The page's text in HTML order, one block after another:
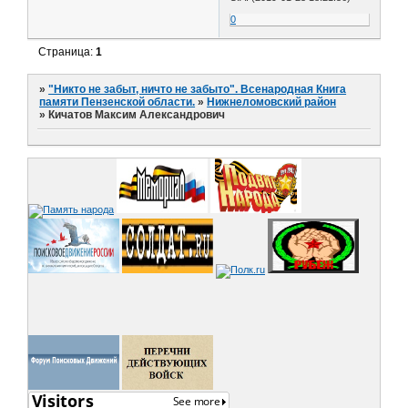
0
Страница:1
»"Никто не забыт, ничто не забыто". Всенародная Книга
памяти Пензенской области. » Нижнеломовский район
» Кичатов Максим Александрович